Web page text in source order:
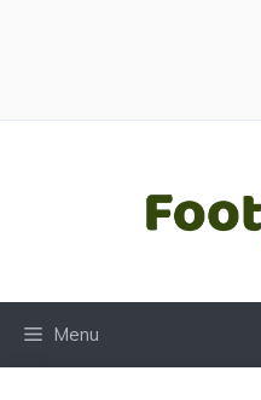
Menu